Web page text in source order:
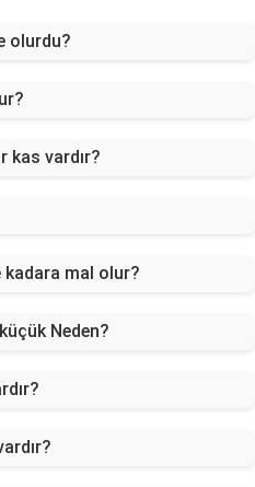
olurdu?
kas vardır?
mal olur?
Neden?